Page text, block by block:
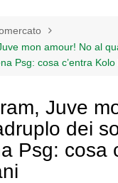
mon amour! No al
Psg: cosa c’entra
Juve
dei
Psg: cosa